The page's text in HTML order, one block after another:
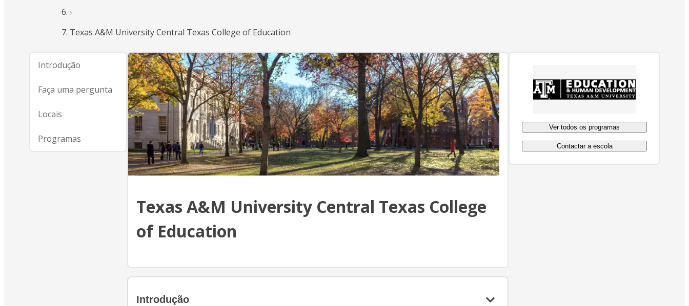
Texas A&M University Central Texas College of Education
Introdução
Faça uma pergunta
Locais
Programas
Texas A&M University Central Texas College
of Education
Introdução
Ver todos os programas
Contactar a escola